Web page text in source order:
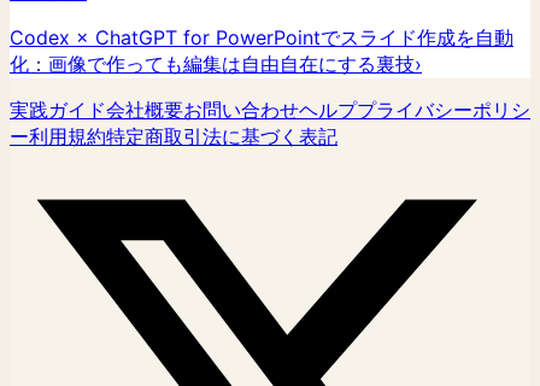
Codex × ChatGPT for PowerPointでスライド作成を自動
化：画像で作っても編集は自由自在にする裏技›
実践ガイド会社概要お問い合わせヘルププライバシーポリシ
ー利用規約特定商取引法に基づく表記